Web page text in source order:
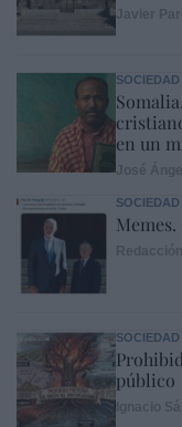
SOCIEDAD
en un
SOCIEDAD
SOCIEDAD
público